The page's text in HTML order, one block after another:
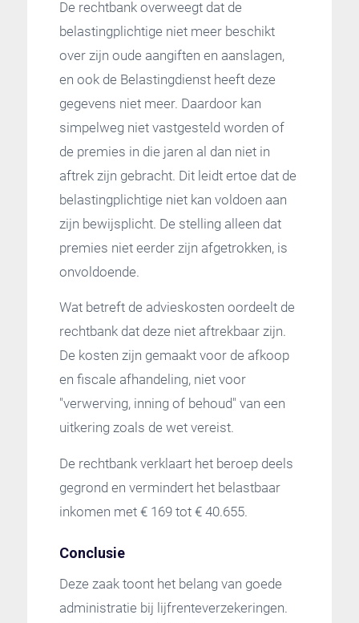
De rechtbank overweegt dat de
belastingplichtige niet meer beschikt
over zijn oude aangiften en aanslagen,
en ook de Belastingdienst heeft deze
gegevens niet meer. Daardoor kan
simpelweg niet vastgesteld worden of
de premies in die jaren al dan niet in
aftrek zijn gebracht. Dit leidt ertoe dat de
belastingplichtige niet kan voldoen aan
zijn bewijsplicht. De stelling alleen dat
premies niet eerder zijn afgetrokken, is
onvoldoende.
Wat betreft de advieskosten oordeelt de
rechtbank dat deze niet aftrekbaar zijn.
De kosten zijn gemaakt voor de afkoop
en fiscale afhandeling, niet voor
"verwerving, inning of behoud" van een
uitkering zoals de wet vereist.
De rechtbank verklaart het beroep deels
gegrond en vermindert het belastbaar
inkomen met € 169 tot € 40.655.
Conclusie
Deze zaak toont het belang van goede
administratie bij lijfrenteverzekeringen.